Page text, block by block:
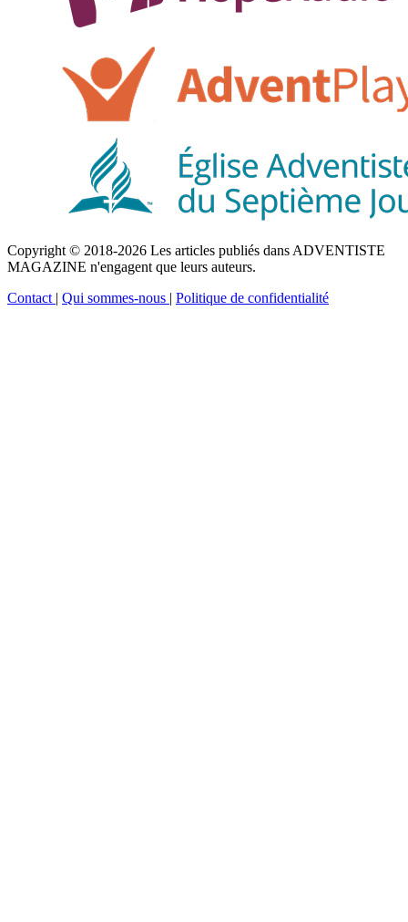
Copyright © 2018-2026 Les articles publiés dans ADVENTISTE
MAGAZINE n'engagent que leurs auteurs.
Contact | Qui sommes-nous | Politique de confidentialité